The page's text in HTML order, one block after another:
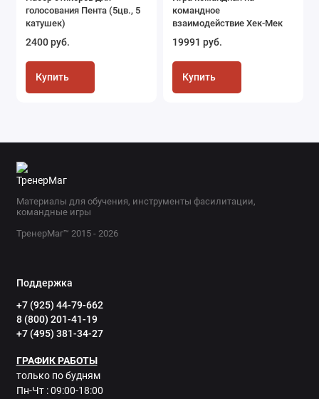
голосования Пента (5цв., 5
катушек)
2400 руб.
Купить
командное
взаимодействие Хек-Мек
19991 руб.
Купить
Материалы для обучения, инструменты фасилитации,
командные игры
ТренерМаг™ 2015 - 2026
Поддержка
+7 (925) 44-79-662
8 (800) 201-41-19
+7 (495) 381-34-27
ГРАФИК РАБОТЫ
только по будням
Пн-Чт : 09:00-18:00